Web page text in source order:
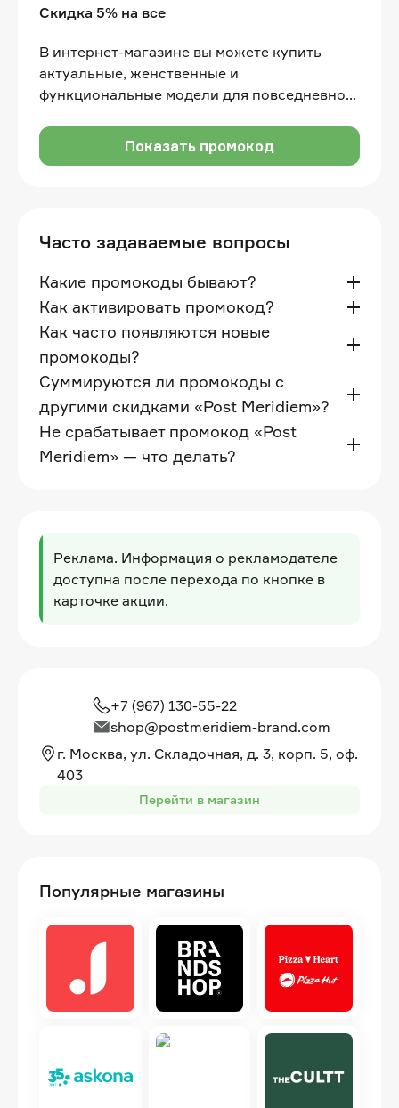
Скидка 5% на все
В интернет-магазине вы можете купить
актуальные, женственные и
функциональные модели для повседневной
Показать промокод
Часто задаваемые вопросы
Какие промокоды бывают?
Как активировать промокод?
Как часто появляются новые
промокоды?
Суммируются ли промокоды с
другими скидками «Post Meridiem»?
Не срабатывает промокод «Post
Meridiem» — что делать?
Реклама. Информация о рекламодателе
доступна после перехода по кнопке в
карточке акции.
+7 (967) 130-55-22
shop@postmeridiem-brand.com
г. Москва, ул. Складочная, д. 3, корп. 5, оф.
403
Перейти в магазин
Популярные магазины